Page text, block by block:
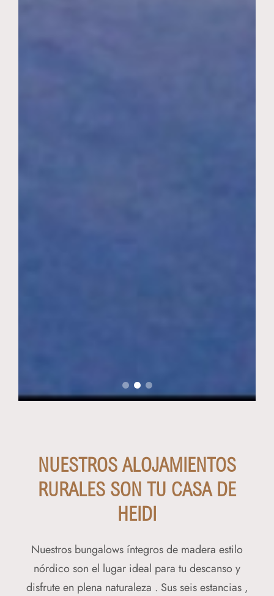
NUESTROS ALOJAMIENTOS
RURALES SON TU CASA DE
HEIDI
Nuestros bungalows íntegros de madera estilo
nórdico son el lugar ideal para tu descanso y
disfrute en plena naturaleza . Sus seis estancias ,